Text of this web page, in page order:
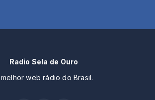
Radio Sela de Ouro
web rádio do Brasil.